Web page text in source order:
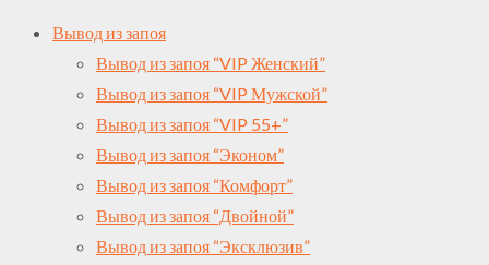
Вывод из запоя
Вывод из запоя “VIP Женский”
Вывод из запоя “VIP Мужской”
Вывод из запоя “VIP 55+”
Вывод из запоя “Эконом”
Вывод из запоя “Комфорт”
Вывод из запоя “Двойной”
Вывод из запоя “Эксклюзив”